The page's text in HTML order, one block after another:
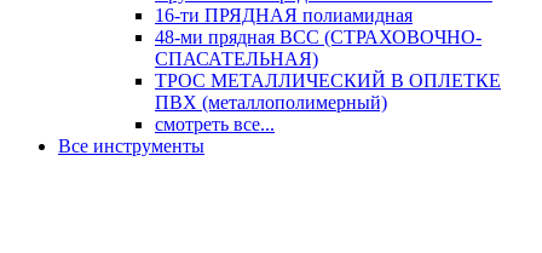
16-ти ПРЯДНАЯ полиамидная
48-ми прядная ВСС (СТРАХОВОЧНО-
СПАСАТЕЛЬНАЯ)
ТРОС МЕТАЛЛИЧЕСКИЙ В ОПЛЕТКЕ
ПВХ (металлополимерный)
смотреть все...
Все инструменты